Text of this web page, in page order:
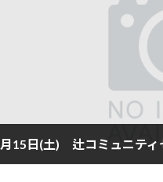
15日(土) 辻コミュニティ